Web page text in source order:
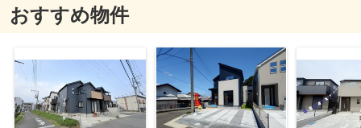
おすすめ物件